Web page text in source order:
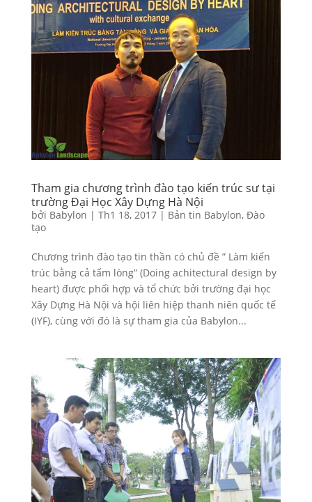
Tham gia chương trình đào tạo kiến trúc sư tại
trường Đại Học Xây Dựng Hà Nội
bởi Babylon | Th1 18, 2017| Bản tin Babylon, Đào
tạo
Chương trình đào tạo tin thần có chủ đề ” Làm kiến
trúc bằng cả tấm lòng” (Doing achitectural design by
heart) được phối hợp và tổ chức bởi trường đại học
Xây Dựng Hà Nội và hội liên hiệp thanh niên quốc tế
(IYF), cùng với đó là sự tham gia của Babylon...